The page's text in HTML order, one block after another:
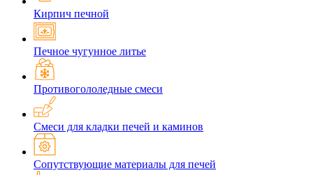
Кирпич печной
Печное чугунное литье
Противогололедные смеси
Смеси для кладки печей и каминов
Сопутствующие материалы для печей